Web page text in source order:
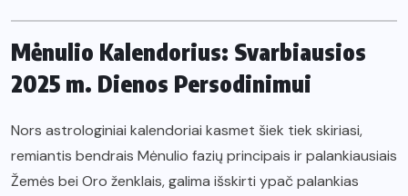
Mėnulio Kalendorius: Svarbiausios
2025 m. Dienos Persodinimui
Nors astrologiniai kalendoriai kasmet šiek tiek skiriasi,
remiantis bendrais Mėnulio fazių principais ir palankiausiais
Žemės bei Oro ženklais, galima išskirti ypač palankias